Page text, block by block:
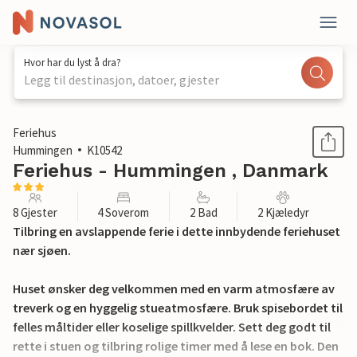
Hvor har du lyst å dra?
Legg til destinasjon, datoer, gjester
1 / 21
Feriehus
Hummingen
K10542
Feriehus - Hummingen , Danmark
8 Gjester 4 Soverom 2 Bad 2 Kjæledyr
Tilbring en avslappende ferie i dette innbydende feriehuset
nær sjøen.
Huset ønsker deg velkommen med en varm atmosfære av
treverk og en hyggelig stueatmosfære. Bruk spisebordet til
felles måltider eller koselige spillkvelder. Sett deg godt til
rette i stuen og tilbring rolige timer med å lese en bok. Den